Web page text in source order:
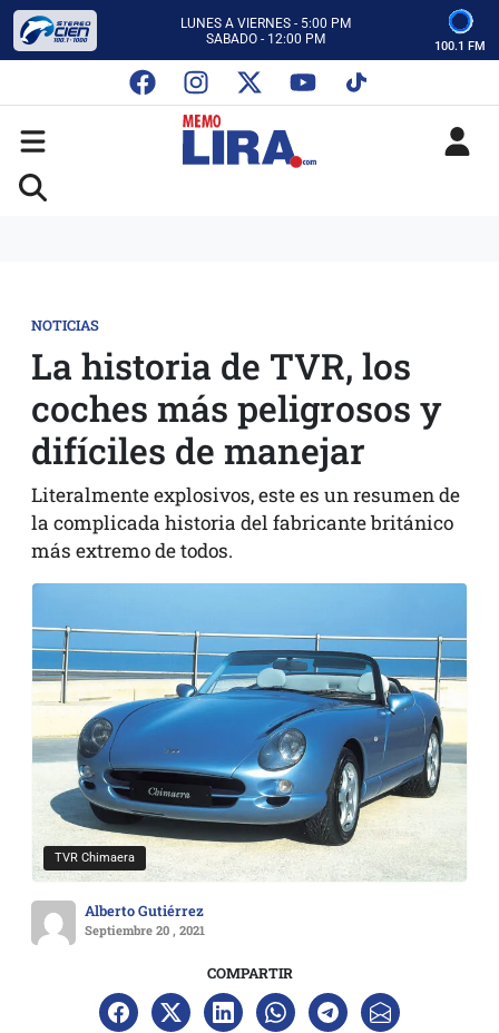
LUNES A VIERNES - 5:00 PM
SABADO - 12:00 PM
CON MEMO LIRA Y SU EQUIPO
LUNES A VIERNES - 5:00 PM
SABADO - 12:00 PM
100.1 FM
NOTICIAS
La historia de TVR, los
coches más peligrosos y
difíciles de manejar
Literalmente explosivos, este es un resumen de
la complicada historia del fabricante británico
más extremo de todos.
TVR Chimaera
Alberto Gutiérrez
Septiembre 20 , 2021
COMPARTIR